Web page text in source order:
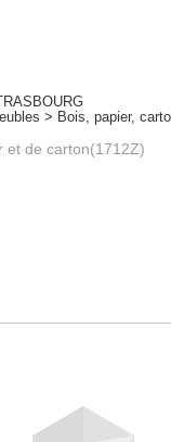
> Bois, papier,
et de carton(1712Z)